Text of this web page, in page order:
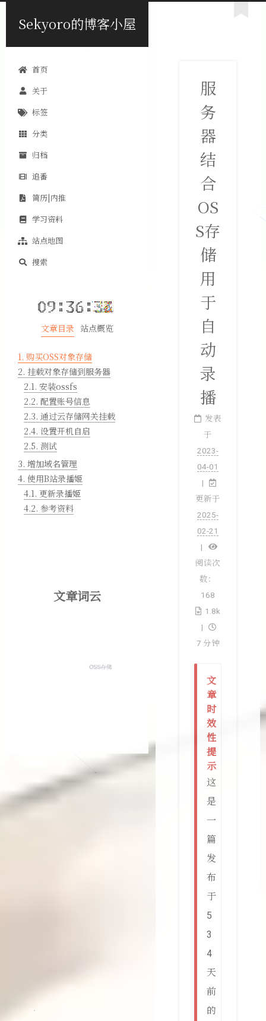
Sekyoro的博客小屋
首页
关于
标签
分类
归档
追番
简历|内推
学习资料
站点地图
搜索
服
务
器
结
合
OS
S存
储
用
于
自
动
录
播
发表
于
2023-
04-01
更新于
2025-
02-21
阅读次
数：
168
1.8k
7 分钟
文
章
时
效
性
提
示
这
是
一
篇
发
布
于
5
3
4
天
前
的
文章目录 站点概览
1. 购买OSS对象存储
2. 挂载对象存储到服务器
2.1. 安装ossfs
2.2. 配置账号信息
2.3. 通过云存储网关挂载
2.4. 设置开机自启
2.5. 测试
3. 增加域名管理
4. 使用B站录播姬
4.1. 更新录播姬
4.2. 参考资料
文章词云